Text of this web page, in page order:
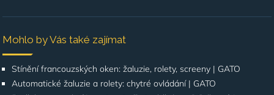
Mohlo by Vás také zajímat
Stínění francouzských oken: žaluzie, rolety, screeny | GATO
Automatické žaluzie a rolety: chytré ovládání | GATO